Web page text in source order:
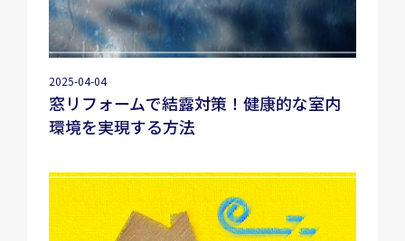
2025-04-04
窓リフォームで結露対策！健康的な室内
環境を実現する方法